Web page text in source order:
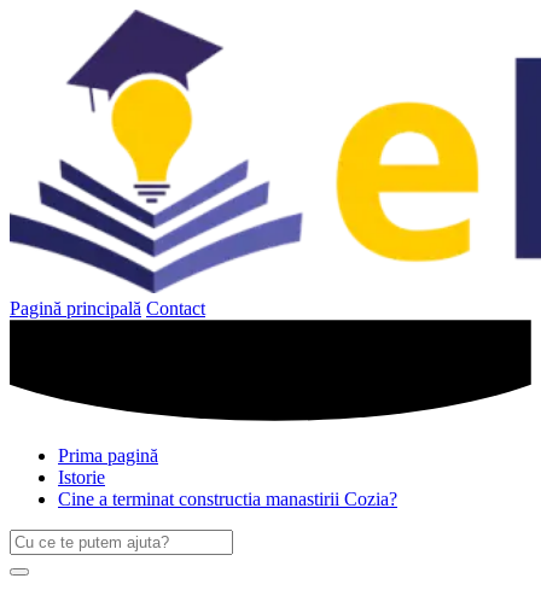
Pagină principală Contact
Prima pagină
Istorie
Cine a terminat constructia manastirii Cozia?
Caută
după:
Search